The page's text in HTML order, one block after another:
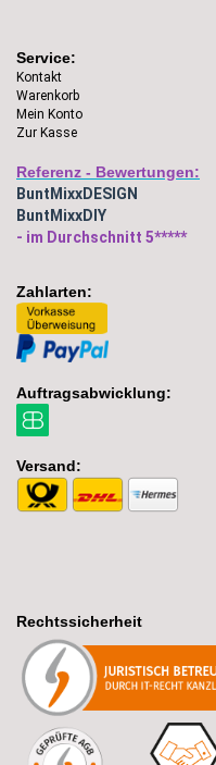
Service:
Kontakt
Warenkorb
Mein Konto
Zur Kasse
Referenz - Bewertungen:
BuntMixxDESIGN
BuntMixxDIY
- im Durchschnitt 5*****
Zahlarten:
Auftragsabwicklung:
Versand:
Rechtssicherheit